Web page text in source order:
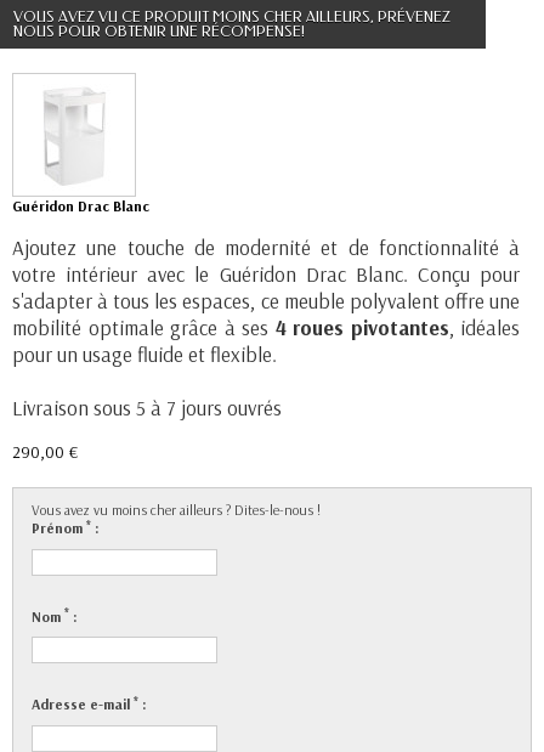
VOUS AVEZ VU CE PRODUIT MOINS CHER AILLEURS, PRÉVENEZ
NOUS POUR OBTENIR UNE RÉCOMPENSE!
Guéridon Drac Blanc
Ajoutez une touche de modernité et de fonctionnalité à
votre intérieur avec le Guéridon Drac Blanc. Conçu pour
s'adapter à tous les espaces, ce meuble polyvalent offre une
mobilité optimale grâce à ses 4 roues pivotantes , idéales
pour un usage fluide et flexible.
Livraison sous 5 à 7 jours ouvrés
290,00 €
Vous avez vu moins cher ailleurs ? Dites-le-nous !
Prénom * :
Nom * :
Adresse e-mail * :